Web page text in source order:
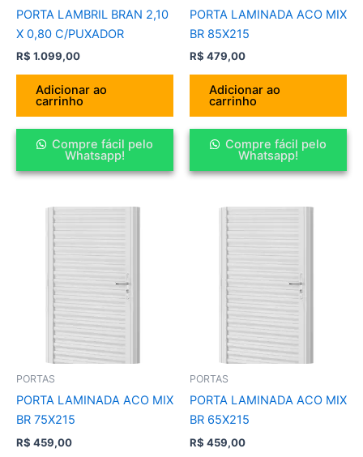
PORTA LAMBRIL BRAN 2,10
X 0,80 C/PUXADOR
R$ 1.099,00
Adicionar ao
carrinho
Compre fácil pelo
Whatsapp!
PORTA LAMINADA ACO MIX
BR 85X215
R$ 479,00
Adicionar ao
carrinho
Compre fácil pelo
Whatsapp!
PORTAS
PORTA LAMINADA ACO MIX
BR 75X215
R$ 459,00
PORTAS
PORTA LAMINADA ACO MIX
BR 65X215
R$ 459,00